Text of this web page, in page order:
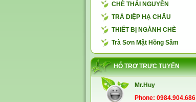
CHÈ THÁI NGUYÊN
TRÀ DIỆP HẠ CHÂU
THIẾT BỊ NGÀNH CHÈ
Trà Sơn Mật Hồng Sâm
HỖ TRỢ TRỰC TUYẾN
Mr.Huy
Phone: 0984.904.686